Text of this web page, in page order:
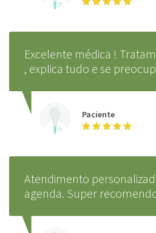
Excelente médica !
, explica tudo e se
Paciente
Atendimento
agenda. Super